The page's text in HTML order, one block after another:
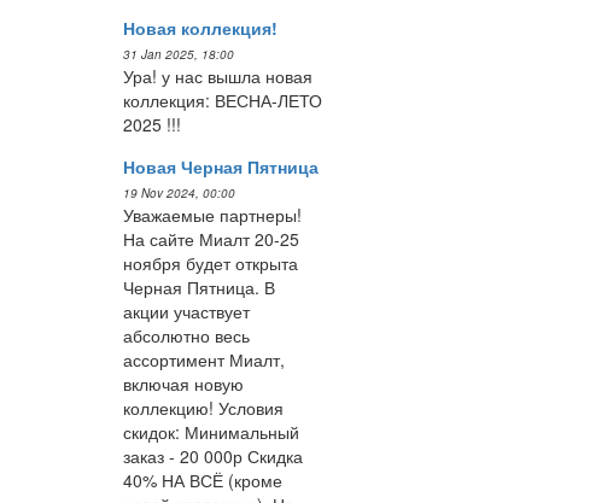
Новая коллекция!
31 Jan 2025, 18:00
Ура! у нас вышла новая
коллекция: ВЕСНА-ЛЕТО
2025 !!!
Новая Черная Пятница
19 Nov 2024, 00:00
Уважаемые партнеры!
На сайте Миалт 20-25
ноября будет открыта
Черная Пятница. В
акции участвует
абсолютно весь
ассортимент Миалт,
включая новую
коллекцию! Условия
скидок: Минимальный
заказ - 20 000р Скидка
40% НА ВСЁ (кроме